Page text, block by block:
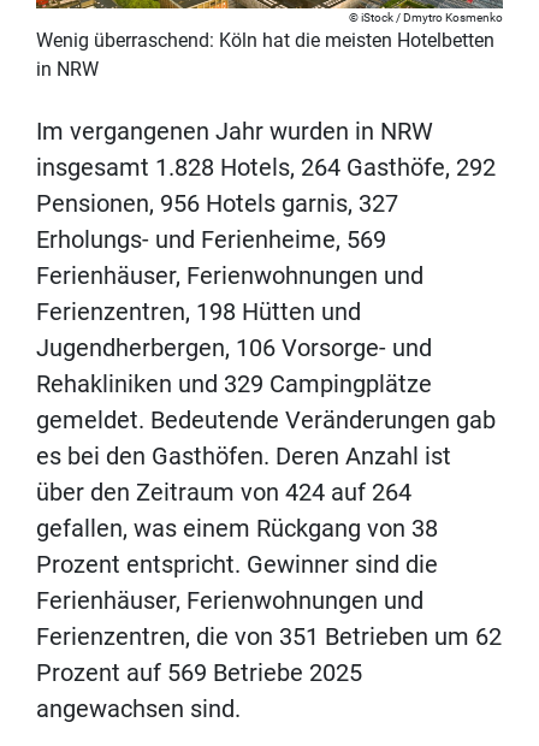
iStock / Dmytro Kosmenko
Wenig überraschend: Köln hat die meisten Hotelbetten
in NRW
Im vergangenen Jahr wurden in NRW
insgesamt 1.828 Hotels, 264 Gasthöfe, 292
Pensionen, 956 Hotels garnis, 327
Erholungs- und Ferienheime, 569
Ferienhäuser, Ferienwohnungen und
Ferienzentren, 198 Hütten und
Jugendherbergen, 106 Vorsorge- und
Rehakliniken und 329 Campingplätze
gemeldet. Bedeutende Veränderungen gab
es bei den Gasthöfen. Deren Anzahl ist
über den Zeitraum von 424 auf 264
gefallen, was einem Rückgang von 38
Prozent entspricht. Gewinner sind die
Ferienhäuser, Ferienwohnungen und
Ferienzentren, die von 351 Betrieben um 62
Prozent auf 569 Betriebe 2025
angewachsen sind.